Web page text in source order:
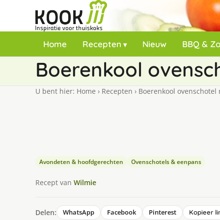
Home Recepten Nieuw BBQ &
Boerenkool
U bent hier: Home › Recepten › Boerenkool ovenschotel
Avondeten & hoofdgerechten Ovenschotels & eenpans
Recept van Wilmie
Delen: WhatsApp Facebook Pinterest Kopieer